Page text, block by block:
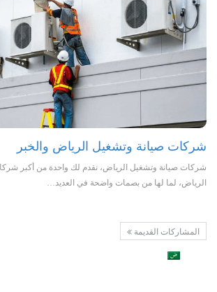
شركات صيانة وتشغيل الرياض والخبر
شركات صيانة وتشغيل الرياض، نقدم لك واحدة من أكبر
الرياض، لما لها من بصمات واضحة في العديد…
المشاركات القديمة